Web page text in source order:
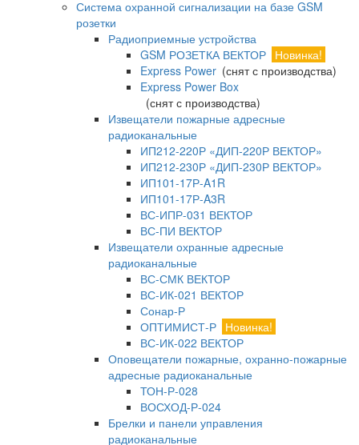
Система охранной сигнализации на базе GSM
розетки
Радиоприемные устройства
GSM РОЗЕТКА ВЕКТОР Новинка!
Express Power (снят с производства)
Express Power Box
(снят с производства)
Извещатели пожарные адресные
радиоканальные
ИП212-220Р «ДИП-220Р ВЕКТОР»
ИП212-230Р «ДИП-230Р ВЕКТОР»
ИП101-17Р-A1R
ИП101-17Р-A3R
ВС-ИПР-031 ВЕКТОР
ВС-ПИ ВЕКТОР
Извещатели охранные адресные
радиоканальные
ВС-СМК ВЕКТОР
ВС-ИК-021 ВЕКТОР
Сонар-Р
ОПТИМИСТ-Р Новинка!
ВС-ИК-022 ВЕКТОР
Оповещатели пожарные, охранно-пожарные
адресные радиоканальные
ТОН-Р-028
ВОСХОД-Р-024
Брелки и панели управления
радиоканальные